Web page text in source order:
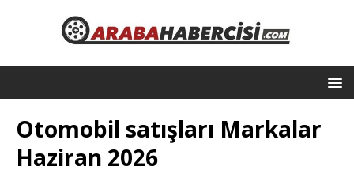
Otomobil satışları Markalar
Haziran 2026